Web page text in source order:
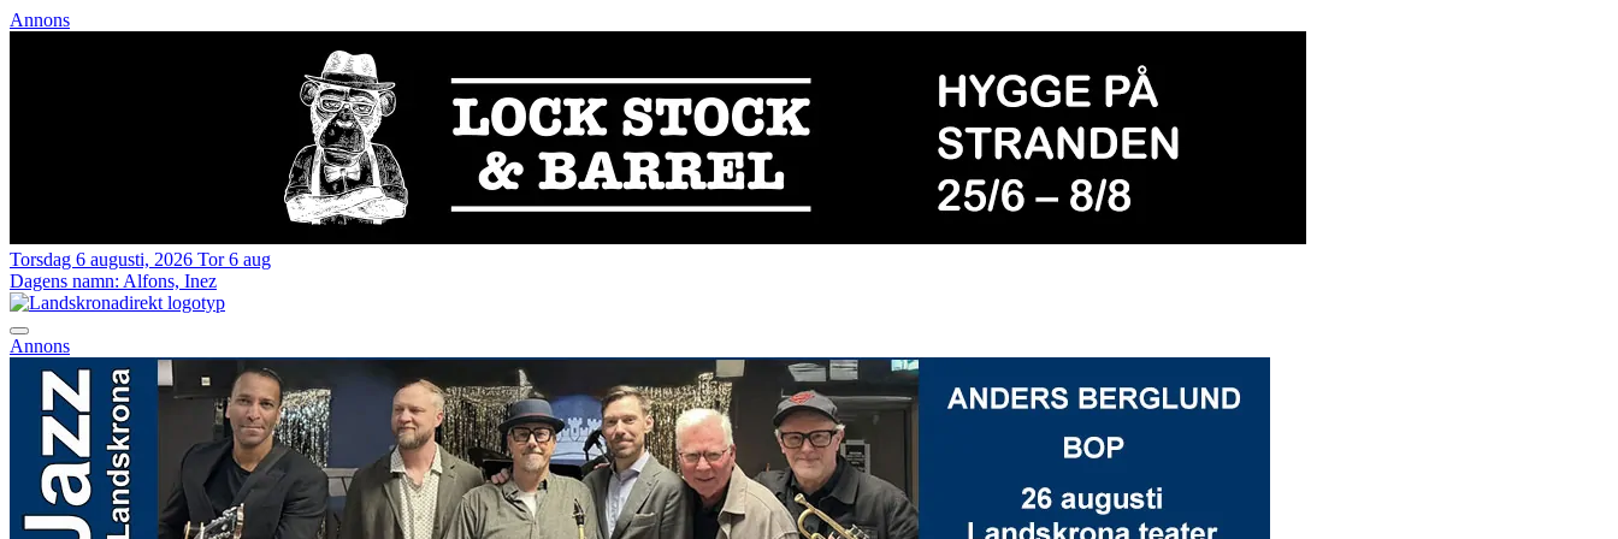
Annons
Torsdag 6 augusti, 2026 Tor 6 aug
Dagens namn: Alfons, Inez
Annons